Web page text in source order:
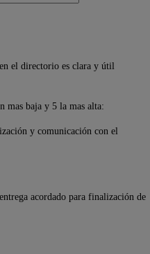
el directorio es clara y útil
mas baja y 5 la mas alta:
y comunicación con el
acordado para finalización de